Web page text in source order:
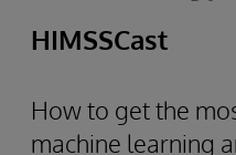
HIMSSCast
How to get the
machine learning